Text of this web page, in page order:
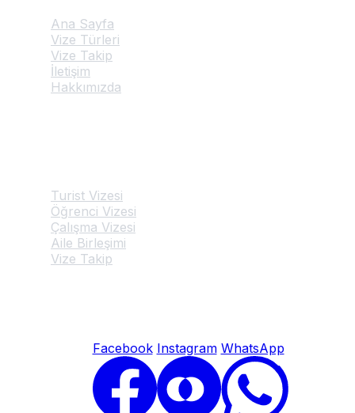
Ana Sayfa
Vize Türleri
Vize Takip
İletişim
Hakkımızda
Turist Vizesi
Öğrenci Vizesi
Çalışma Vizesi
Aile Birleşimi
Vize Takip
Facebook Instagram WhatsApp